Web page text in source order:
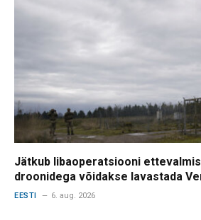
Jätkub libaoperatsiooni
droonidega võidakse lavastada
EESTI 6. aug. 2026